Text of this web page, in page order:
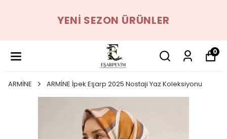
YENI SEZON ÜRÜNLER
0
ARMİNE ARMİNE İpek Eşarp 2025 Nostaji Yaz Koleksiyonu